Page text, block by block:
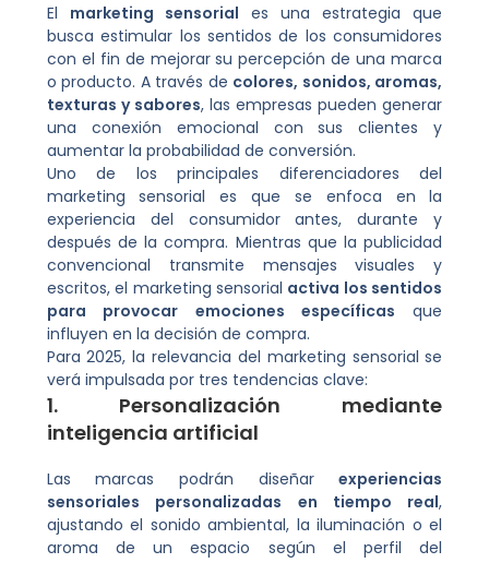
El marketing sensorial es una estrategia que
busca estimular los sentidos de los consumidores
con el fin de mejorar su percepción de una marca
o producto. A través de colores, sonidos, aromas,
texturas y sabores, las empresas pueden generar
una conexión emocional con sus clientes y
aumentar la probabilidad de conversión.
Uno de los principales diferenciadores del
marketing sensorial es que se enfoca en la
experiencia del consumidor antes, durante y
después de la compra. Mientras que la publicidad
convencional transmite mensajes visuales y
escritos, el marketing sensorial activa los sentidos
para provocar emociones específicas que
influyen en la decisión de compra.
Para 2025, la relevancia del marketing sensorial se
verá impulsada por tres tendencias clave:
1. Personalización mediante
inteligencia artificial
Las marcas podrán diseñarexperiencias
sensoriales personalizadas en tiempo real,
ajustando el sonido ambiental, la iluminación o el
aroma de un espacio según el perfil del